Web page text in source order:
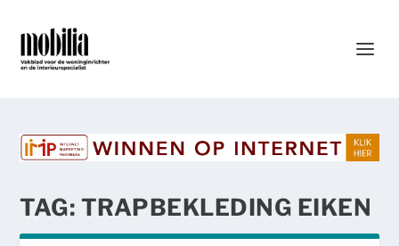
TAG: TRAPBEKLEDING EIKEN